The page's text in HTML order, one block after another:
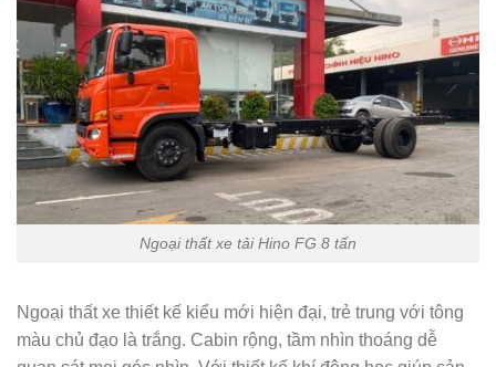
Ngoại thất xe tải Hino FG 8 tấn
Ngoại thất xe thiết kế kiểu mới hiện đại, trẻ trung với tông
màu chủ đạo là trắng. Cabin rộng, tầm nhìn thoáng dễ